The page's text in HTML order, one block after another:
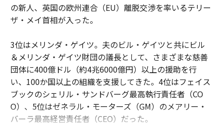
の新人、英国の欧州連合（EU）離脱交渉を率いるテリー
ザ・メイ首相が入った。
3位はメリンダ・ゲイツ。夫のビル・ゲイツと共にビル
＆メリンダ・ゲイツ財団の議長として、さまざまな慈善
団体に400億ドル（約4兆6000億円）以上の援助を行
い、100か国以上の組織を支援してきた。4位はフェイス
ブックのシェリル・サンドバーグ最高執行責任者（CO
O）、5位はゼネラル・モーターズ（GM）のメアリー・
バーラ最高経営責任者（CEO）だった。